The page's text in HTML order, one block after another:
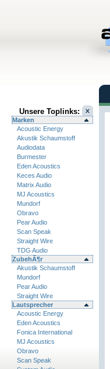
Unsere Toplinks:
Marken
Acoustic Energy
Akustik Schaumstoff
Audiodata
Burmester
Eden Acoustics
Keces Audio
Matrix Audio
MJ Acoustics
Mundorf
Obravo
Pear Audio
Scan Speak
Straight Wire
TDG Audio
ZubehÃ¶r
Akustik Schaumstoff
Mundorf
Pear Audio
Straight Wire
Lautsprecher
Acoustic Energy
Eden Acoustics
Fonica International
MJ Acoustics
Obravo
Scan Speak